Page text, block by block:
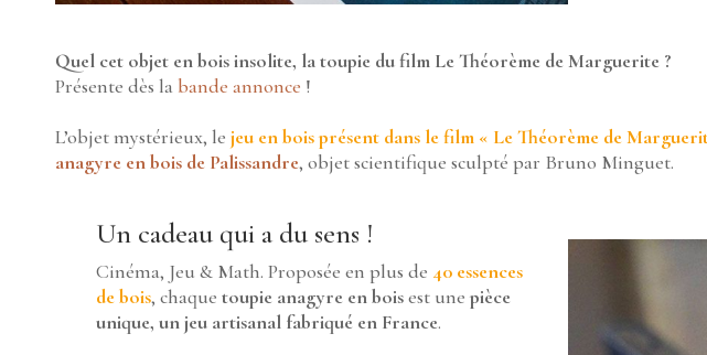
Quel cet objet en bois insolite, la toupie du film Le Théorème de Marguerite ?
Présente dès la bande annonce !
L’objet mystérieux, le jeu en bois présent dans le film « Le Théorème de
anagyre en bois de Palissandre, objet scientifique sculpté par Bruno Minguet.
Un cadeau qui a du sens !
Cinéma, Jeu & Math. Proposée en plus de 40 essences
de bois, chaquetoupie anagyre en boisest unepièce
unique, un jeu artisanal fabriqué en France.